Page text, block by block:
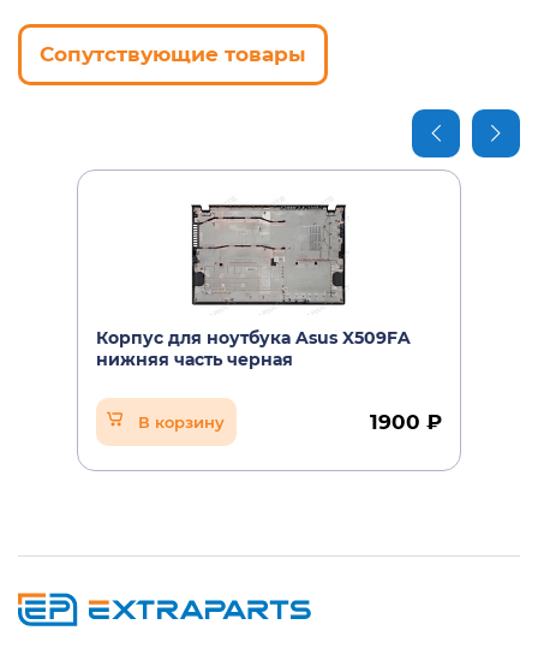
Сопутствующие товары
Корпус для ноутбука Asus X509FA
нижняя часть черная
В корзину 1900 ₽